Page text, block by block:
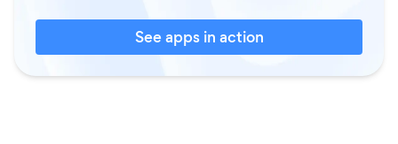
See apps in action